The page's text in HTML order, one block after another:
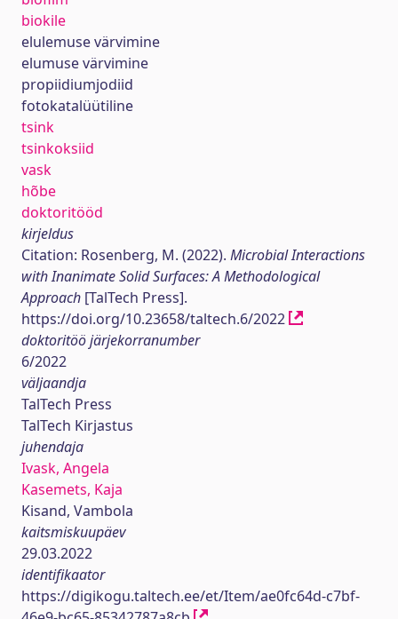
biokile
elulemuse värvimine
elumuse värvimine
propiidiumjodiid
fotokatalüütiline
tsink
tsinkoksiid
vask
hõbe
doktoritööd
kirjeldus
Citation: Rosenberg, M. (2022). Microbial Interactions
with Inanimate Solid Surfaces: A Methodological
Approach [TalTech Press].
https://doi.org/10.23658/taltech.6/2022
doktoritöö järjekorranumber
6/2022
väljaandja
TalTech Press
TalTech Kirjastus
juhendaja
Ivask, Angela
Kasemets, Kaja
Kisand, Vambola
kaitsmiskuupäev
29.03.2022
identifikaator
https://digikogu.taltech.ee/et/Item/ae0fc64d-c7bf-